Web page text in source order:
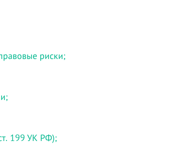
риски;
199 УК РФ);